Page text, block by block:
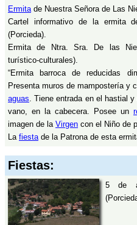
Ermitade Nuestra Señora de Las
Cartel informativo de la ermita
(Porcieda).
Ermita de Ntra. Sra. De las
turístico-culturales).
“Ermita barroca de reducidas
Presenta muros de mampostería y
aguas. Tiene entrada en el hastial y
vano, en la cabecera. Posee un
imagen de la Virgen con el Niño de
La fiestade la Patrona de esta
Fiestas:
5 de